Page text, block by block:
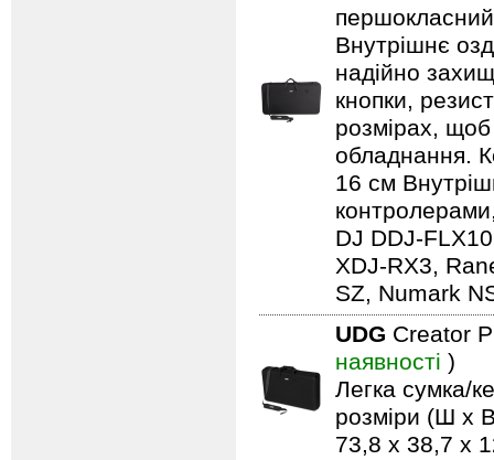
першокласний
Внутрішнє
надійно
кнопки,
розмірах, щоб
обладнання.
16 см
DJ DDJ-
XDJ-RX3,
SZ, Numark
UDG Creator
наявності )
Легка сумка/
розміри (Ш x
73,8 x 38,7 x